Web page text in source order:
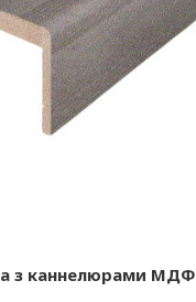
з каннелюрами МДФ